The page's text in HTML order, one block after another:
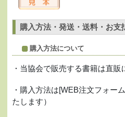
購入方法・発送・送料・お
購入方法について
・当協会で販売する書籍は直
・購入方法は[WEB注文フォー
たします）